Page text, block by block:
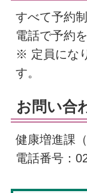
すべて予約
電話で予約
※ 定員にな
す。
お問い合
健康増進課
電話番号：